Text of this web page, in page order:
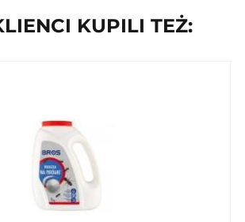
KUPILI TEŻ: